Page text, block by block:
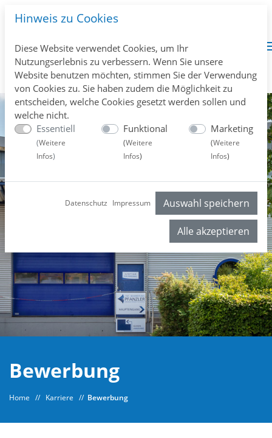
Next
Bewerbung
Home // Karriere // Bewerbung
Hinweis zu Cookies
Diese Website verwendet Cookies, um Ihr
Nutzungserlebnis zu verbessern. Wenn Sie unsere
Website benutzen möchten, stimmen Sie der Verwendung
von Cookies zu. Sie haben zudem die Möglichkeit zu
entscheiden, welche Cookies gesetzt werden sollen und
welche nicht.
Essentiell
(Weitere
Infos)
Funktional
(Weitere
Infos)
Marketing
(Weitere
Infos)
Datenschutz Impressum Auswahl speichern
Alle akzeptieren